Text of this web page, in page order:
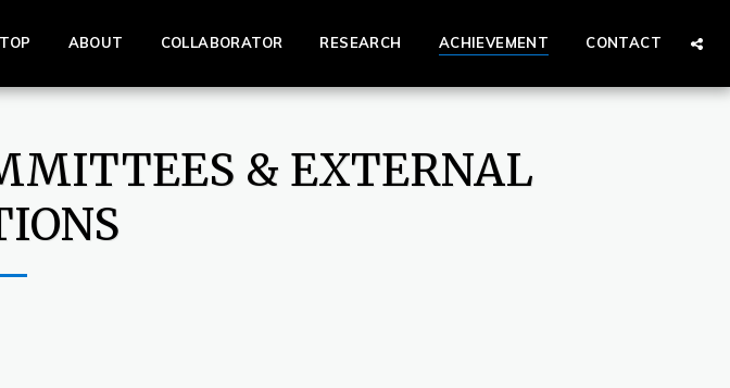
TOP ABOUT COLLABORATOR RESEARCH ACHIEVEMENT CONTACT
& EXTERNAL